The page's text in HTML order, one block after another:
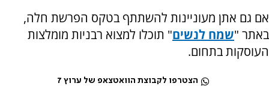
אם גם אתן מעוניינות להשתתף בטקס הפרשת חלה,
באתר "שמח לנשים" תוכלו למצוא רבניות מומלצות
העוסקות בתחום.
הצטרפו לקבוצת הוואטצאפ של ערוץ 7